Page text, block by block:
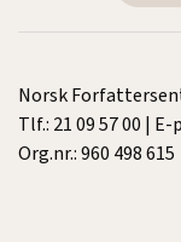
Norsk
Tlf.: 21 09 57 00 |
Org.nr.: 960 498 615